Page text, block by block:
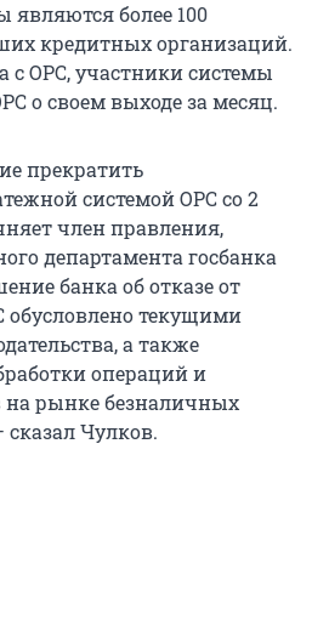
являются более 100
кредитных организаций.
с ОРС, участники системы
о своем выходе за месяц.
прекратить
системой ОРС со 2
член правления,
департамента госбанка
банка об отказе от
обусловлено текущими
а также
операций и
рынке безналичных
сказал Чулков.